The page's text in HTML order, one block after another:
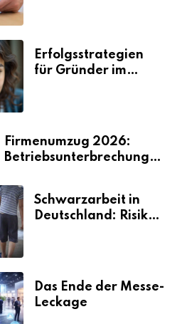
Erfolgsstrategien
für Gründer im
Firmenumzug 2026:
Betriebsunterbrechungen
Schwarzarbeit in
Deutschland: Risiken
Das Ende der Messe-
Leckage